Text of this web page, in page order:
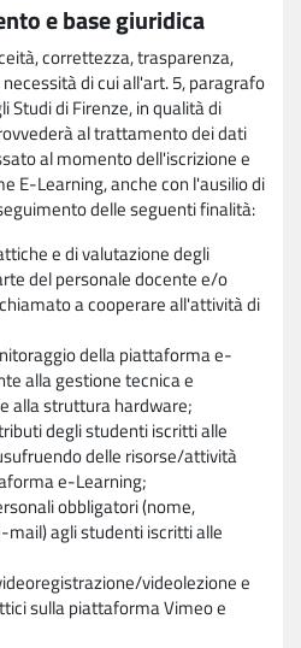
e base giuridica
correttezza, trasparenza,
di cui all'art. 5, paragrafo
Studi di Firenze, in qualità di
al trattamento dei dati
al momento dell'iscrizione e
E-Learning, anche con l'ausilio di
delle seguenti finalità:
e di valutazione degli
del personale docente e/o
a cooperare all'attività di
della piattaforma e-
alla gestione tecnica e
alla struttura hardware;
degli studenti iscritti alle
delle risorse/attività
e-Learning;
obbligatori (nome,
mail) agli studenti iscritti alle
videolezione e
sulla piattaforma Vimeo e